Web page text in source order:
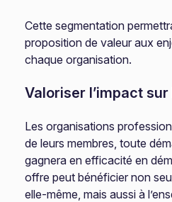
Cette segmentation
proposition de valeur aux
chaque organisation.
Valoriser l’impact
Les organisations
de leurs membres, toute
gagnera en efficacité en
offre peut bénéficier non
elle-même, mais aussi à